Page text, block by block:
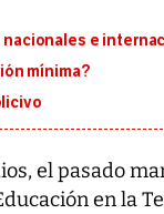
nacionales e
mínima?
el pasado
en la